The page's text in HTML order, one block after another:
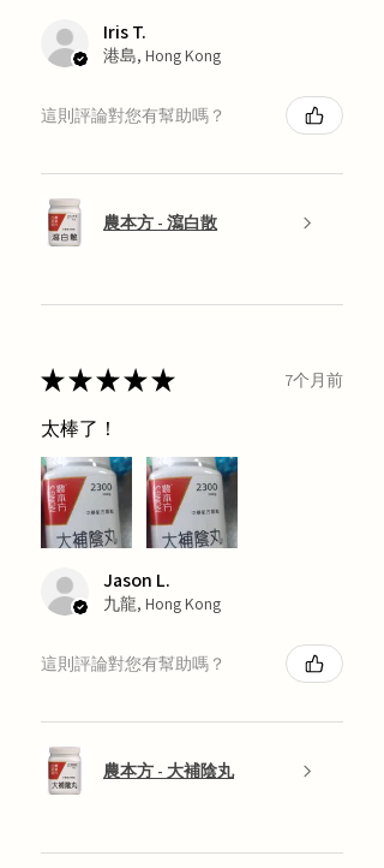
Iris T.
港島, Hong Kong
這則評論對您有幫助嗎？
農本方 - 瀉白散
★★★★★ 7个月前
太棒了！
Jason L.
九龍, Hong Kong
這則評論對您有幫助嗎？
農本方 - 大補陰丸